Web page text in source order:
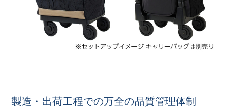
製造・出荷工程での万全の品質管理体制